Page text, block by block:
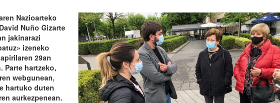
Nazioarteko
Nuño Gizarte
jakinarazi
izeneko
29an
Parte hartzeko,
webgunean,
hartuko duten
aurkezpenean.